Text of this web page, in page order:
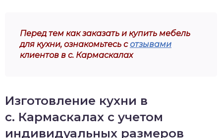
Перед тем как заказать и купить мебель
для кухни, ознакомьтесь сотзывами
клиентов в с. Кармаскалах
Изготовление кухни в
с. Кармаскалах с учетом
индивидуальных размеров